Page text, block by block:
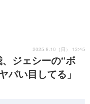
ジェシーの“ボ
バい目してる」
2025.8.10（日） 13:45